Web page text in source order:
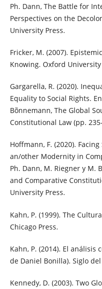
Ph. Dann, The Battle for
Perspectives on the
University Press.
Fricker, M. (2007).
Knowing. Oxford University
Gargarella, R. (2020).
Equality to Social Rights.
Bõnnemann, The Global
Constitutional Law (pp.
Hoffmann, F. (2020).
an/other Modernity in
Ph. Dann, M. Riegner y M.
and Comparative
University Press.
Kahn, P. (1999). The
Chicago Press.
Kahn, P. (2014). El
de Daniel Bonilla). Siglo
Kennedy, D. (2003). Two